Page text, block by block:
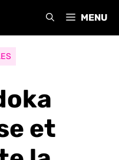
MENU
et